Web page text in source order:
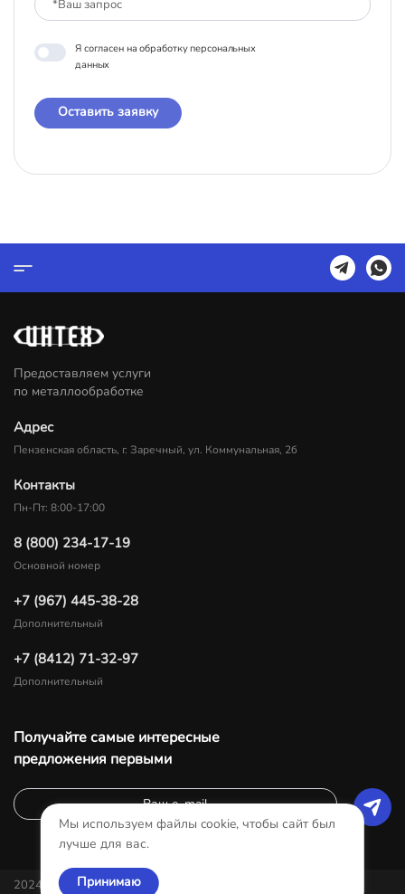
Я согласен на обработку персональных
данных
Оставить заявку
Предоставляем услуги
по металлообработке
Адрес
Пензенская область, г. Заречный, ул. Коммунальная, 2б
Контакты
Пн-Пт: 8:00-17:00
8 (800) 234-17-19
Основной номер
+7 (967) 445-38-28
Дополнительный
+7 (8412) 71-32-97
Дополнительный
Получайте самые интересные
предложения первыми
2024-Все права защищены
Мы используем файлы cookie, чтобы сайт был
лучше для вас.
Принимаю